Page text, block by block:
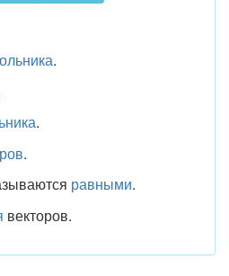
.
.
.
равными.
векторов.